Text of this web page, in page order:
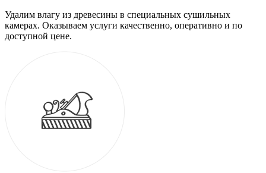
Удалим влагу из древесины в специальных сушильных
камерах. Оказываем услуги качественно, оперативно и по
доступной цене.